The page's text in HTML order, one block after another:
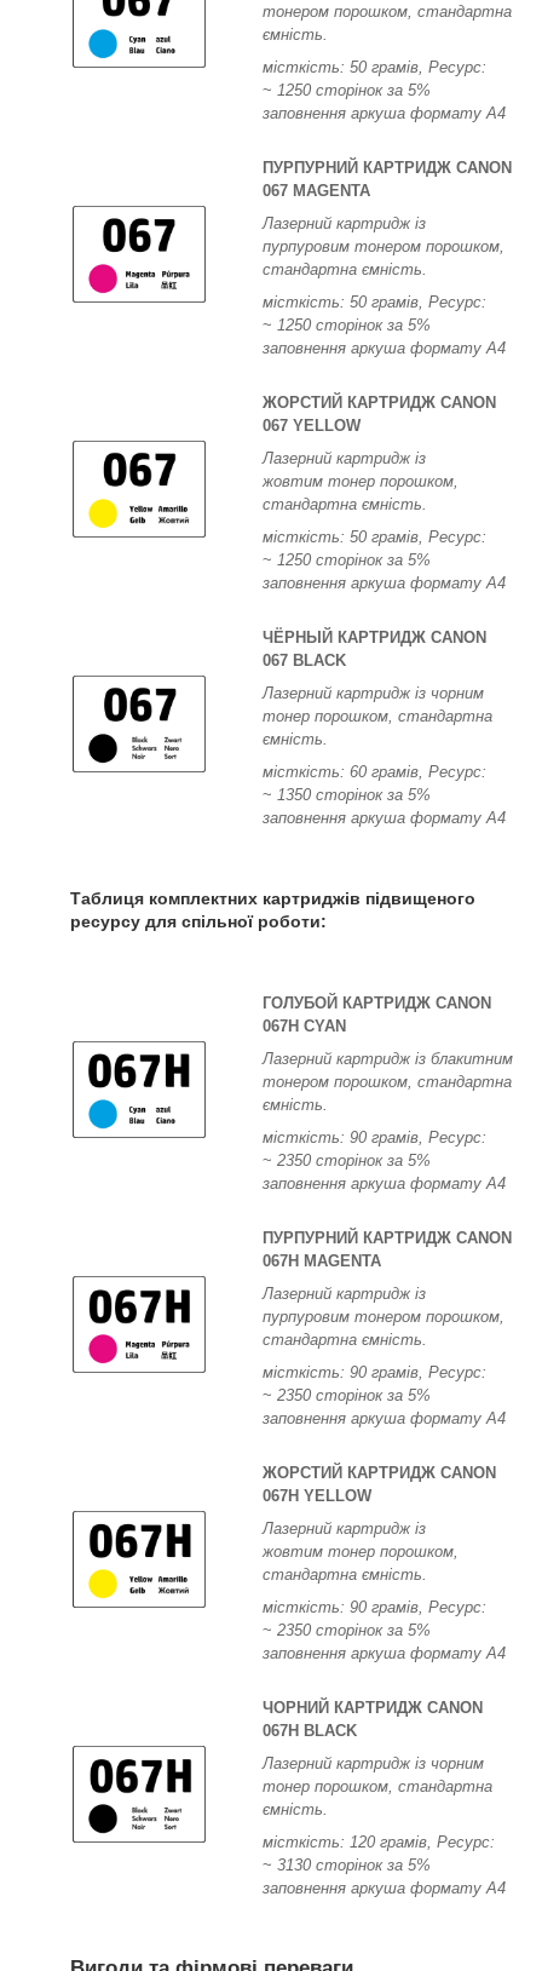
тонером порошком, стандартна
ємність.
місткість: 50 грамів, Ресурс:
~ 1250 сторінок за 5%
заповнення аркуша формату А4
ПУРПУРНИЙ КАРТРИДЖ CANON
067 MAGENTA
Лазерний картридж із
пурпуровим тонером порошком,
стандартна ємність.
місткість: 50 грамів, Ресурс:
~ 1250 сторінок за 5%
заповнення аркуша формату А4
ЖОРСТИЙ КАРТРИДЖ CANON
067 YELLOW
Лазерний картридж із
жовтим тонер порошком,
стандартна ємність.
місткість: 50 грамів, Ресурс:
~ 1250 сторінок за 5%
заповнення аркуша формату А4
ЧЁРНЫЙ КАРТРИДЖ CANON
067 BLACK
Лазерний картридж із чорним
тонер порошком, стандартна
ємність.
місткість: 60 грамів, Ресурс:
~ 1350 сторінок за 5%
заповнення аркуша формату А4
Таблиця комплектних картриджів підвищеного
ресурсу для спільної роботи:
ГОЛУБОЙ КАРТРИДЖ CANON
067H CYAN
Лазерний картридж із блакитним
тонером порошком, стандартна
ємність.
місткість: 90 грамів, Ресурс:
~ 2350 сторінок за 5%
заповнення аркуша формату А4
ПУРПУРНИЙ КАРТРИДЖ CANON
067H MAGENTA
Лазерний картридж із
пурпуровим тонером порошком,
стандартна ємність.
місткість: 90 грамів, Ресурс:
~ 2350 сторінок за 5%
заповнення аркуша формату А4
ЖОРСТИЙ КАРТРИДЖ CANON
067H YELLOW
Лазерний картридж із
жовтим тонер порошком,
стандартна ємність.
місткість: 90 грамів, Ресурс:
~ 2350 сторінок за 5%
заповнення аркуша формату А4
ЧОРНИЙ КАРТРИДЖ CANON
067H BLACK
Лазерний картридж із чорним
тонер порошком, стандартна
ємність.
місткість: 120 грамів, Ресурс:
~ 3130 сторінок за 5%
заповнення аркуша формату А4